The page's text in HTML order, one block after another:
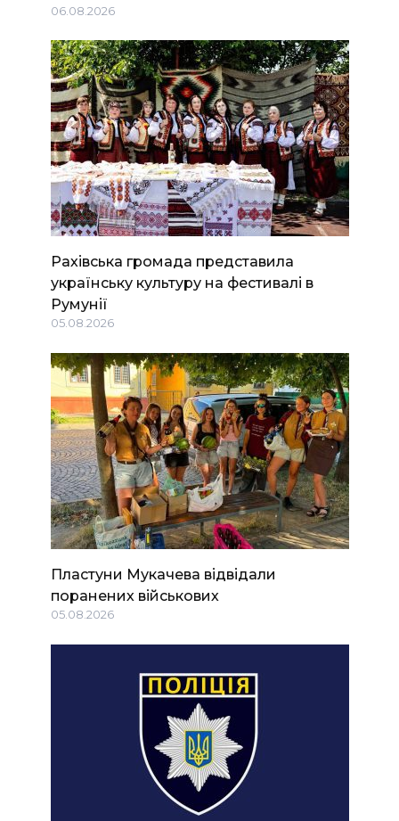
06.08.2026
Рахівська громада представила
українську культуру на фестивалі в
Румунії
05.08.2026
Пластуни Мукачева відвідали
поранених військових
05.08.2026